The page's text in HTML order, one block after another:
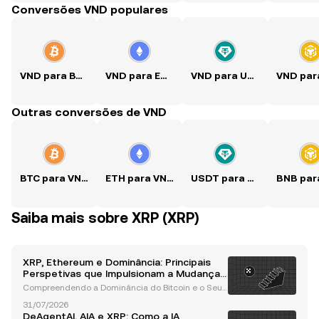
Conversões VND populares
VND para BTC VND para ETH VND para USDT
Outras conversões de VND
BTC para VND ETH para VND USDT para VND
Saiba mais sobre XRP (XRP)
XRP, Ethereum e Dominância: Principais
Perspetivas que Impulsionam a Mudança
no Mercado de Altcoins
Compreendendo a Dominância do Bitcoin e o Seu I
a do Bitcoin tem sido, há muito tempo, uma métrica
31/07/2026
DeAgentAI, AIA e XRP: Como a IA